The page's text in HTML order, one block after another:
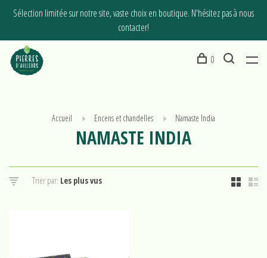
Sélection limitée sur notre site, vaste choix en boutique. N'hésitez pas à nous
contacter!
0
Accueil Encens et chandelles Namaste India
NAMASTE INDIA
Trier par: